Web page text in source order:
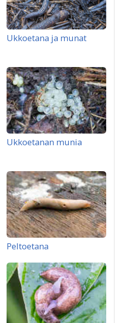
Ukkoetana ja munat
Ukkoetanan munia
Peltoetana